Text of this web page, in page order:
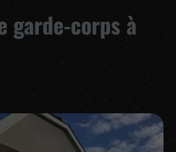
garde-corps à